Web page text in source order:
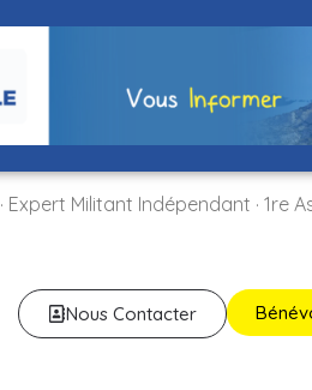
· Expert Militant Indépendant ·
Nous Contacter